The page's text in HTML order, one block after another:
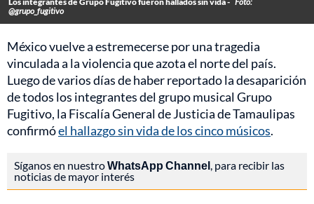
@grupo_fugitivo
México vuelve a estremecerse por una tragedia
vinculada a la violencia que azota el norte del país.
Luego de varios días de haber reportado la desaparición
de todos los integrantes del grupo musical Grupo
Fugitivo, la Fiscalía General de Justicia de Tamaulipas
confirmóel hallazgo sin vida de los cinco músicos.
Síganos en nuestroWhatsApp Channel, para recibir las
noticias de mayor interés